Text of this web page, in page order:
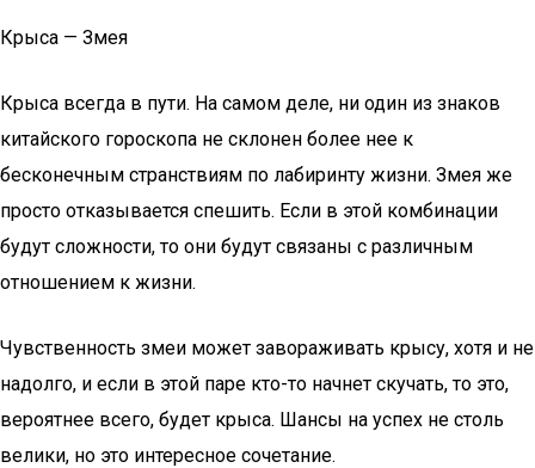
Крыса — Змея
Крыса всегда в пути. На самом деле, ни один из знаков
китайского гороскопа не склонен более нее к
бесконечным странствиям по лабиринту жизни. Змея же
просто отказывается спешить. Если в этой комбинации
будут сложности, то они будут связаны с различным
отношением к жизни.
Чувственность змеи может завораживать крысу, хотя и не
надолго, и если в этой паре кто-то начнет скучать, то это,
вероятнее всего, будет крыса. Шансы на успех не столь
велики, но это интересное сочетание.